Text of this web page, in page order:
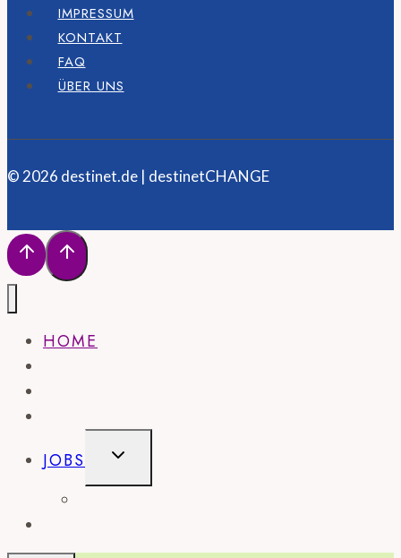
IMPRESSUM
KONTAKT
FAQ
ÜBER UNS
© 2026 destinet.de | destinetCHANGE
HOME
JOBS
UNTERMENÜ